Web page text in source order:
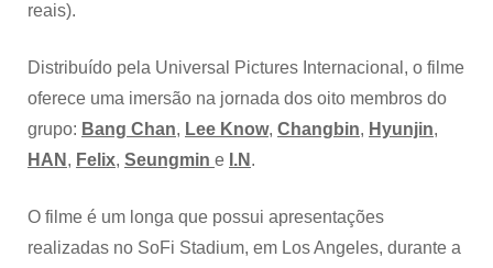
reais).
Distribuído pela Universal Pictures Internacional, o filme
oferece uma imersão na jornada dos oito membros do
grupo: Bang Chan, Lee Know, Changbin, Hyunjin,
HAN , Felix, Seungmin e I.N .
O filme é um longa que possui apresentações
realizadas no SoFi Stadium, em Los Angeles, durante a